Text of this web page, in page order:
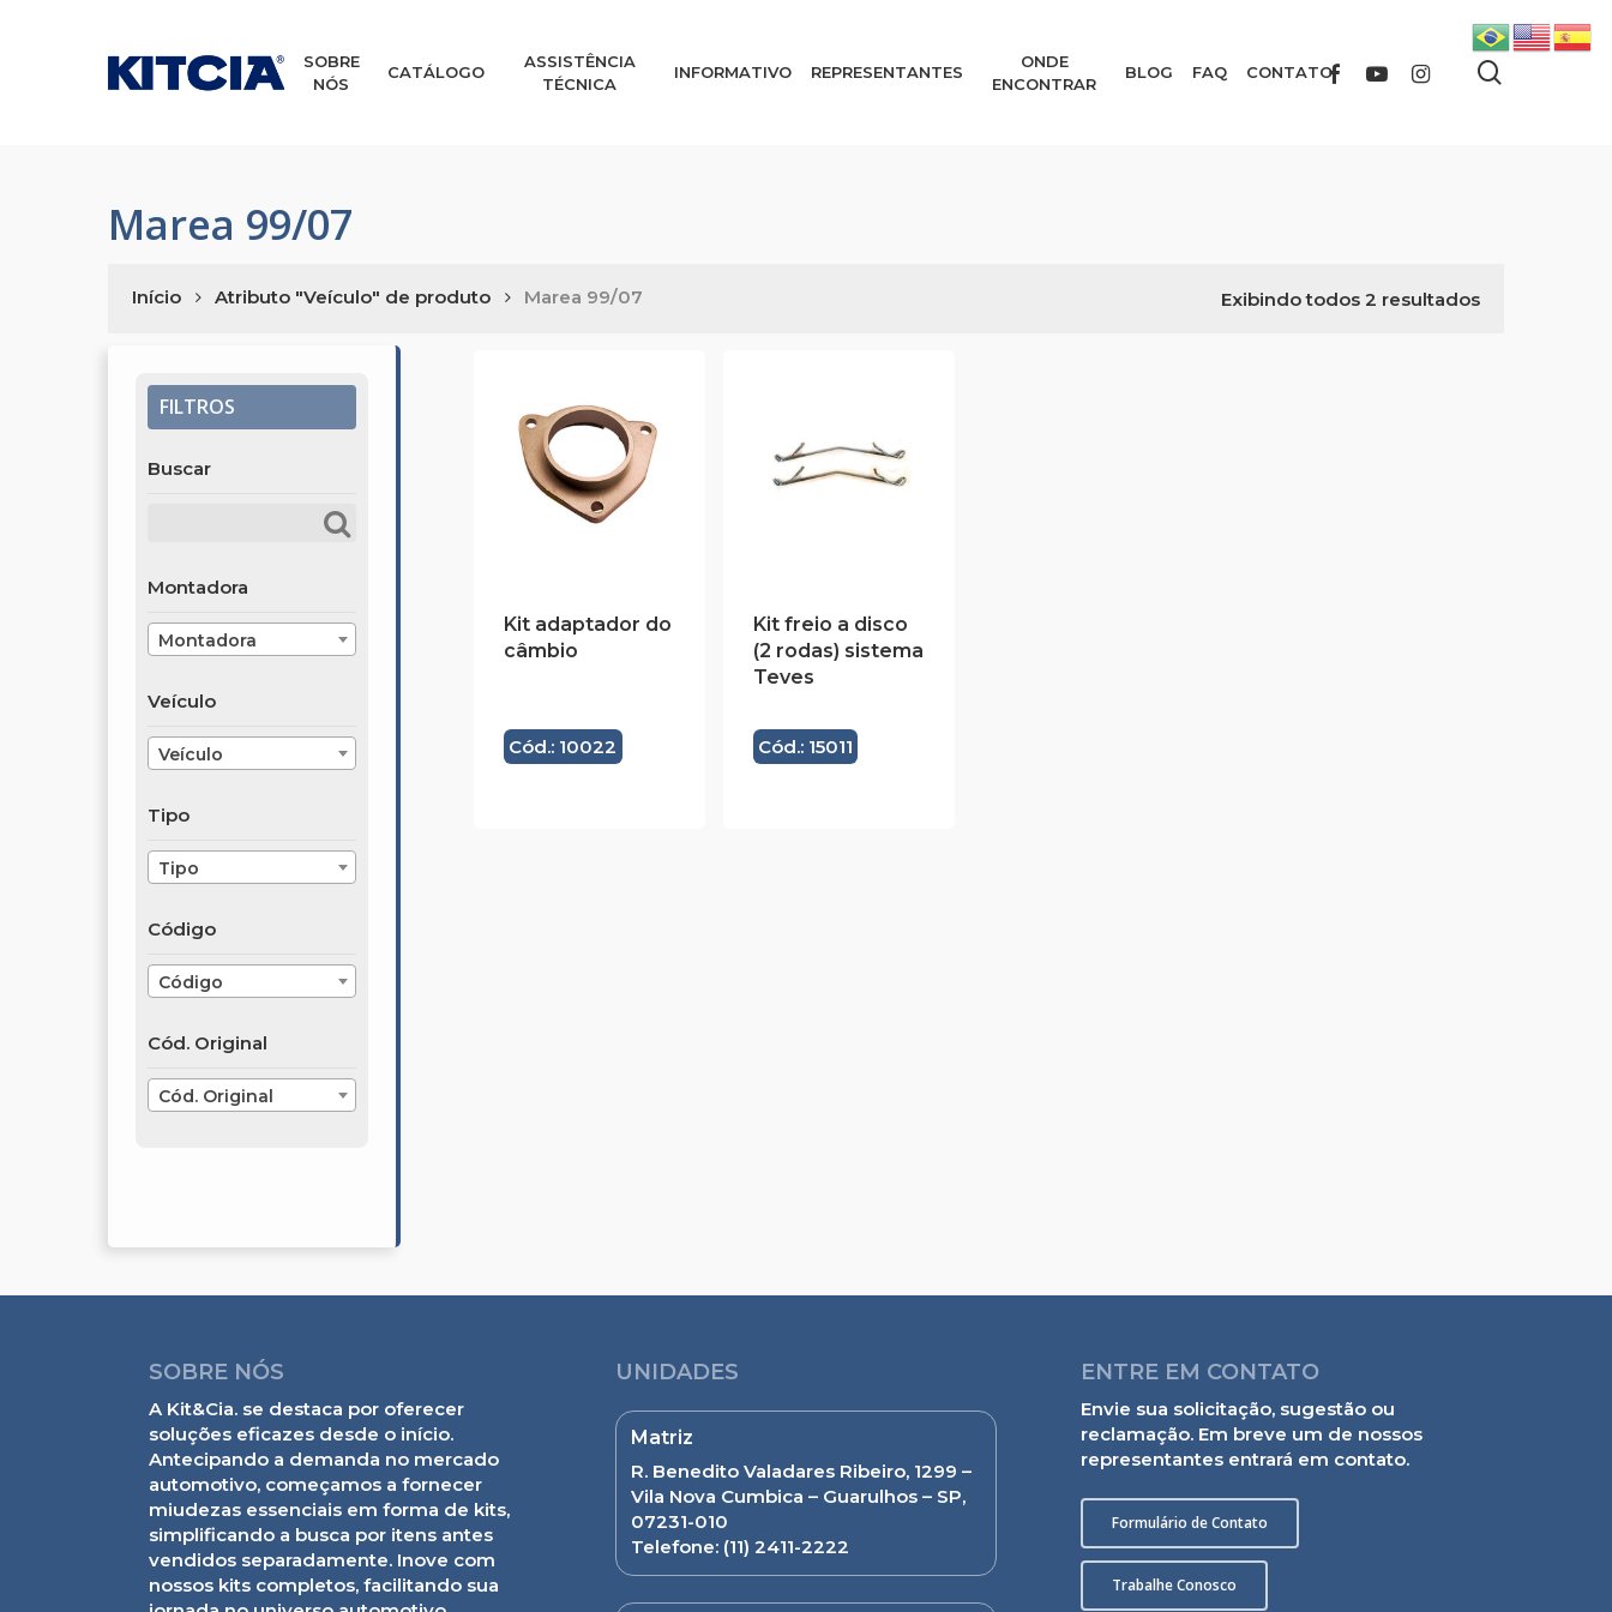
SOBRE
NÓS
CATÁLOGO
ASSISTÊNCIA
TÉCNICA
INFORMATIVO REPRESENTANTES
ONDE
ENCONTRAR
BLOG FAQ CONTATOFACEBOOKYOUTUBEINSTAGRAM
Marea 99/07
Exibindo todos 2 resultados
Início Atributo "Veículo" de produto Marea 99/07
FILTROS
Buscar
Montadora
Montadora
Veículo
Veículo
Tipo
Tipo
Código
Código
Cód. Original
Cód. Original
Kit adaptador do
câmbio
Cód.: 10022
Kit freio a disco
(2 rodas) sistema
Teves
Cód.: 15011
SOBRE NÓS
A Kit&Cia. se destaca por oferecer
soluções eficazes desde o início.
Antecipando a demanda no mercado
automotivo, começamos a fornecer
miudezas essenciais em forma de kits,
simplificando a busca por itens antes
vendidos separadamente. Inove com
nossos kits completos, facilitando sua
UNIDADES
Matriz
R. Benedito Valadares Ribeiro, 1299 –
Vila Nova Cumbica – Guarulhos – SP,
07231-010
Telefone: (11) 2411-2222
ENTRE EM CONTATO
Envie sua solicitação, sugestão ou
reclamação. Em breve um de nossos
representantes entrará em contato.
Formulário de Contato
Trabalhe Conosco